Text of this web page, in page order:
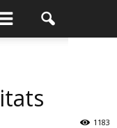
1183